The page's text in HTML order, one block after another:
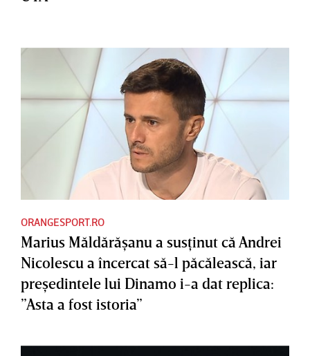
ORANGESPORT.RO
Marius Măldărăşanu a susţinut că Andrei
Nicolescu a încercat să-l păcălească, iar
preşedintele lui Dinamo i-a dat replica:
”Asta a fost istoria”